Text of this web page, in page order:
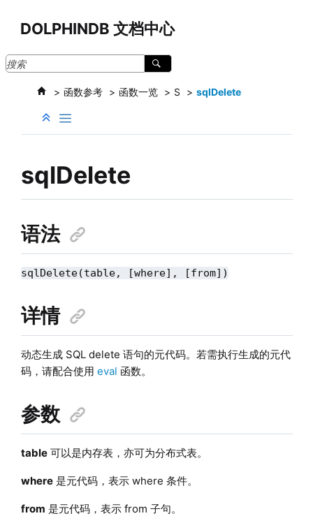
DOLPHINDB 文档中心
函数参考 函数一览 S sqlDelete
sqlDelete
语法
sqlDelete(table, [where], [from])
详情
动态生成 SQL delete 语句的元代码。若需执行生成的元代
码，请配合使用 eval 函数。
参数
table可以是内存表，亦可为分布式表。
where是元代码，表示 where 条件。
from 是元代码，表示 from 子句。